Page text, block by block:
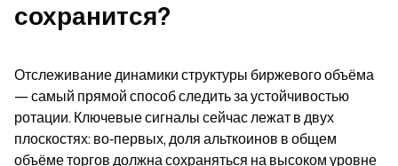
сохранится?
Отслеживание динамики структуры биржевого объёма
— самый прямой способ следить за устойчивостью
ротации. Ключевые сигналы сейчас лежат в двух
плоскостях: во‑первых, доля альткоинов в общем
объёме торгов должна сохраняться на высоком уровне